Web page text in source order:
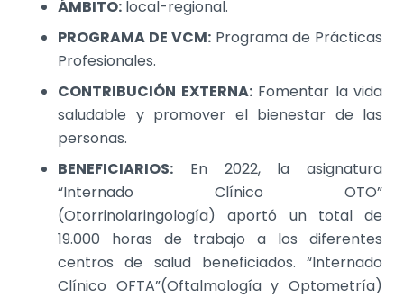
ÁMBITO: local-regional.
PROGRAMA DE VCM: Programa de Prácticas
Profesionales.
CONTRIBUCIÓN EXTERNA:Fomentar la vida
saludable y promover el bienestar de las
personas.
BENEFICIARIOS: En 2022, la asignatura
“Internado Clínico OTO”
(Otorrinolaringología) aportó un total de
19.000 horas de trabajo a los diferentes
centros de salud beneficiados. “Internado
Clínico OFTA”(Oftalmología y Optometría)